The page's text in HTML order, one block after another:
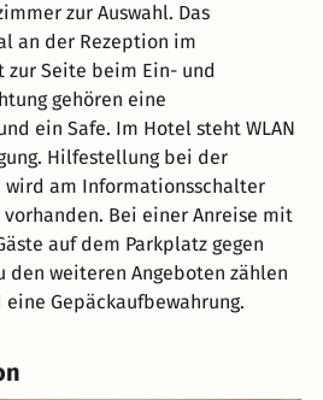
zur Auswahl. Das
an der Rezeption im
zur Seite beim Ein- und
gehören eine
ein Safe. Im Hotel steht WLAN
Hilfestellung bei der
wird am Informationsschalter
vorhanden. Bei einer Anreise mit
auf dem Parkplatz gegen
den weiteren Angeboten zählen
Gepäckaufbewahrung.